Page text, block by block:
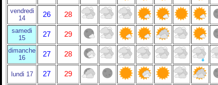
vendredi
14
26 28
samedi
15
27 29
dimanche
16
27 28
lundi 17 27 29